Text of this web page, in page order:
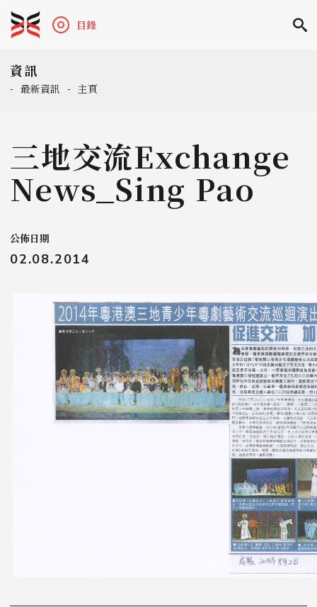
目錄
資訊
- 最新資訊 - 主頁
三地交流Exchange
News_Sing Pao
公佈日期
02.08.2014